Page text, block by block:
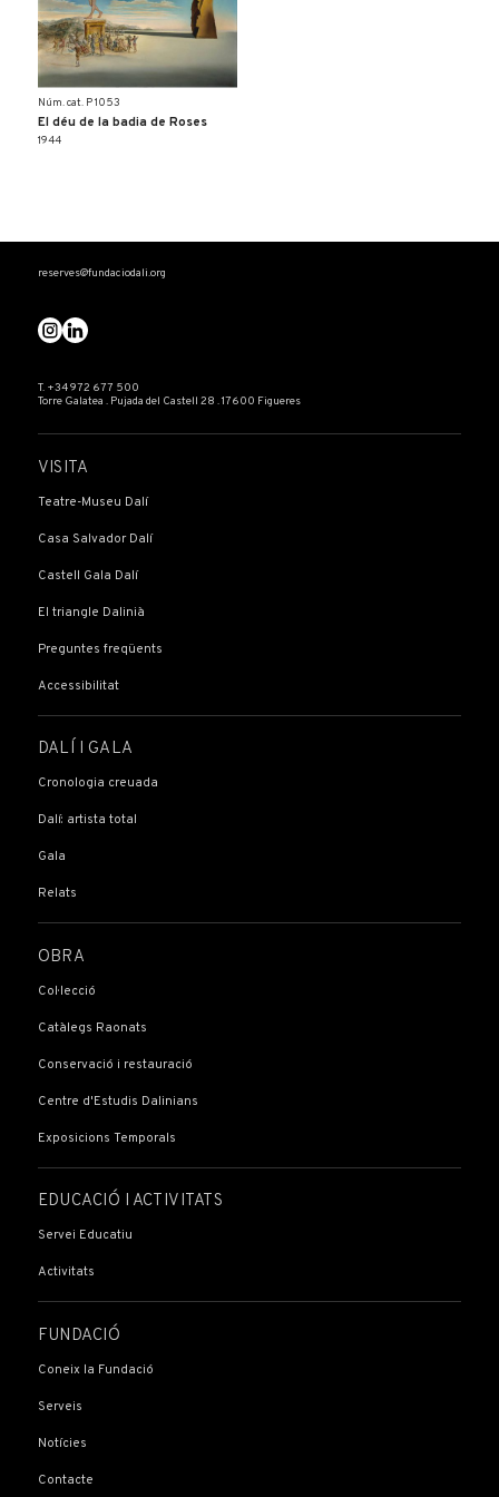
Núm. cat. P 1053
El déu de la badia de Roses
1944
reserves@fundaciodali.org
T. +34 972 677 500
Torre Galatea . Pujada del Castell 28 . 17600 Figueres
VISITA
Teatre-Museu Dalí
Casa Salvador Dalí
Castell Gala Dalí
El triangle Dalinià
Preguntes freqüents
Accessibilitat
DALÍ I GALA
Cronologia creuada
Dalí: artista total
Gala
Relats
OBRA
Col·lecció
Catàlegs Raonats
Conservació i restauració
Centre d'Estudis Dalinians
Exposicions Temporals
EDUCACIÓ I ACTIVITATS
Servei Educatiu
Activitats
FUNDACIÓ
Coneix la Fundació
Serveis
Notícies
Contacte